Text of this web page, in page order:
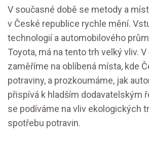
V současné době se metody a
v České republice rychle mění.
technologií a automobilového
Toyota, má na tento trh velký vliv.
zaměříme na oblíbená místa, kde
potraviny, a prozkoumáme, jak
přispívá k hladším dodavatelským
se podíváme na vliv ekologických
spotřebu potravin.